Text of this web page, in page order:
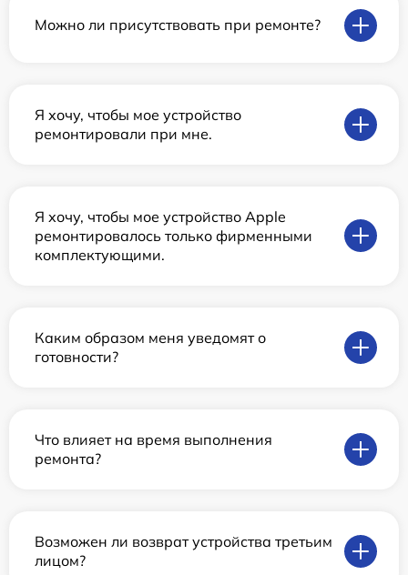
Можно ли присутствовать при ремонте?
Я хочу, чтобы мое устройство
ремонтировали при мне.
Я хочу, чтобы мое устройство Apple
ремонтировалось только фирменными
комплектующими.
Каким образом меня уведомят о
готовности?
Что влияет на время выполнения
ремонта?
Возможен ли возврат устройства третьим
лицом?